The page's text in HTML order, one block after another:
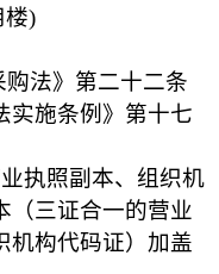
楼)
法》第二十二条
实施条例》第十七
执照副本、组织机
（三证合一的营业
机构代码证）加盖